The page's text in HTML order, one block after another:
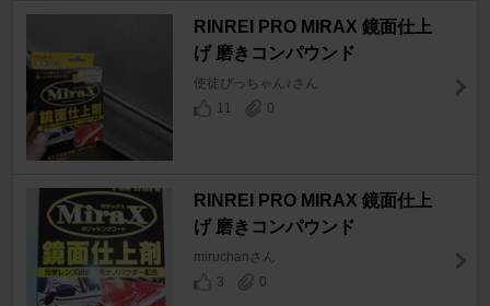
RINREI PRO MIRAX 鏡面仕上
げ 磨きコンパウンド
使徒ぴっちゃん♪さん
11
0
RINREI PRO MIRAX 鏡面仕上
げ 磨きコンパウンド
miruchanさん
3
0